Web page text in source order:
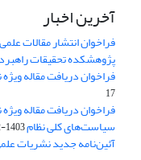
آخرین اخبار
فراخوان انتشار مقالات
پژوهشکده تحقیقات
فراخوان دریافت مقاله
17
فراخوان دریافت مقاله
سیاست‌های کلی نظام1403-02-23
آئین‌نامه جدید نشریات